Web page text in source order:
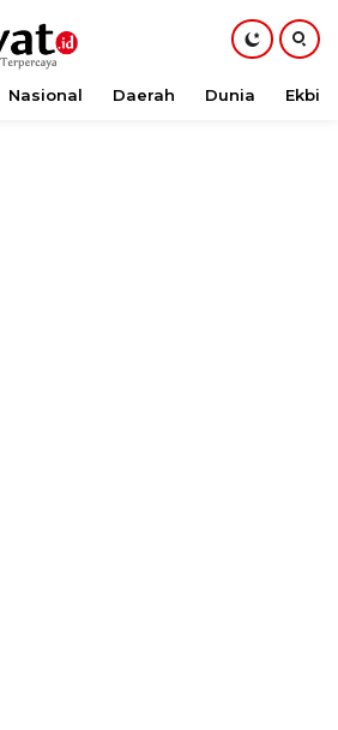
Nasional Daerah Dunia Ekbis